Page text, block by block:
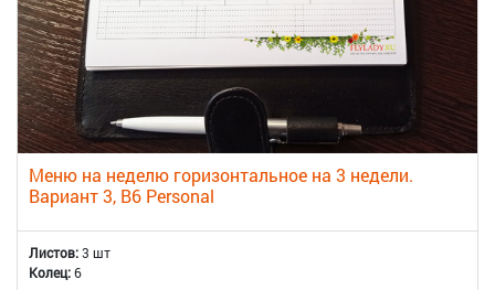
Меню на неделю горизонтальное на 3 недели.
Вариант 3, B6 Personal
Листов:3 шт
Колец:6